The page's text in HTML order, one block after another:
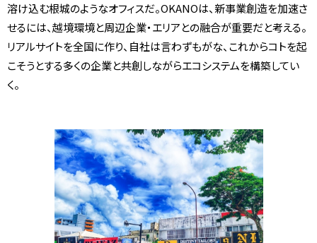
溶け込む根城のようなオフィスだ。OKANOは、新事業創造を加速さ
せるには、越境環境と周辺企業・エリアとの融合が重要だと考える。
リアルサイトを全国に作り、自社は言わずもがな、これからコトを起
こそうとする多くの企業と共創しながらエコシステムを構築してい
く。